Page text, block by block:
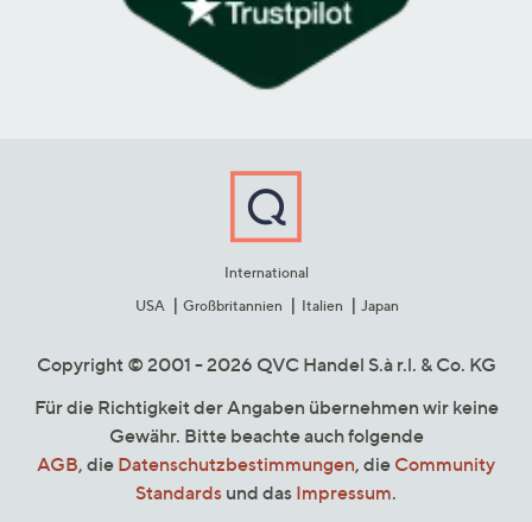
International
USA
Großbritannien Italien Japan
Copyright © 2001 - 2026 QVC Handel S.à r.l. & Co. KG
Für die Richtigkeit der Angaben übernehmen wir keine
Gewähr. Bitte beachte auch folgende
AGB, die Datenschutzbestimmungen, die Community
Standards und das Impressum.